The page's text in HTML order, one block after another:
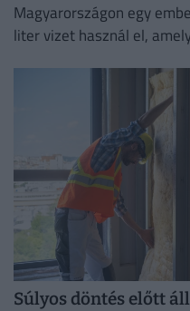
Magyarországon egy
liter vizet használ el,
Súlyos döntés előtt